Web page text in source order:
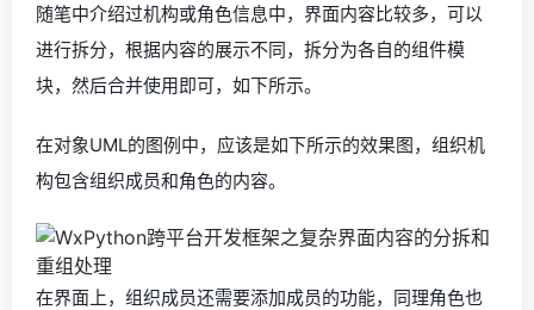
随笔中介绍过机构或角色信息中，界面内容比较多，可以
进行拆分，根据内容的展示不同，拆分为各自的组件模
块，然后合并使用即可，如下所示。
在对象UML的图例中，应该是如下所示的效果图，组织机
构包含组织成员和角色的内容。
在界面上，组织成员还需要添加成员的功能，同理角色也